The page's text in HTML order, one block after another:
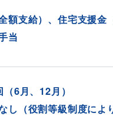
額支給）、住宅支援金
当
6月、12月）
し（役割等級制度によ